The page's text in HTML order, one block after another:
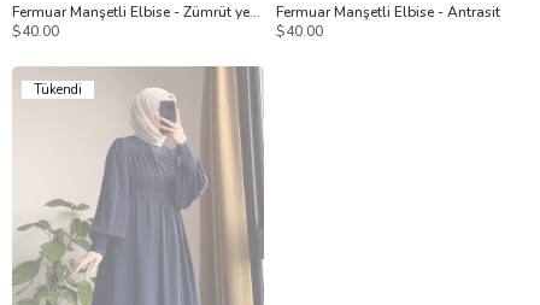
Fermuar Manşetli Elbise - Zümrüt yeşil
$40.00
Fermuar Manşetli Elbise - Antrasit
$40.00
Tükendi